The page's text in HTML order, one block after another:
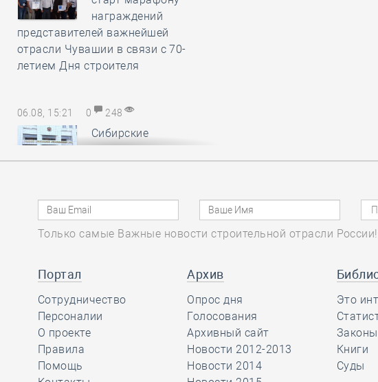
награждений
представителей важнейшей
отрасли Чувашии в связи с 70-
летием Дня строителя
06.08, 15:21 0 248
Сибирские
саморегуляторы
понесли
авансы, неотработанные
обанкротившимся членом СРО
В Минстрое России
обсудили
предложения по
повышению энергоэффективности
многоквартирных домов
Только самые Важные новости строительной отрасли России!
Портал
Сотрудничество
Персоналии
О проекте
Правила
Помощь
Архив
Опрос дня
Голосования
Архивный сайт
Новости 2012-2013
Новости 2014
Это
Законы
Книги
Суды